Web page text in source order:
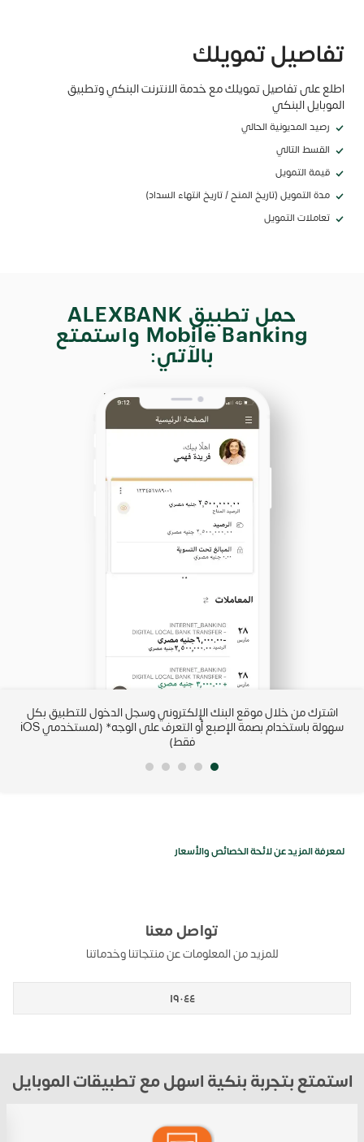
تفاصيل تمويلك
اطلع على تفاصيل تمويلك مع خدمة الانترنت البنكي وتطبيق
الموبايل البنكي
رصيد المديونية الحالي
القسط التالي
قيمة التمويل
مدة التمويل (تاريخ المنح / تاريخ انتهاء السداد)
تعاملات التمويل
حمل تطبيق ALEXBANK
Mobile Banking واستمتع
بالآتي:
اشترك من خلال موقع البنك الإلكتروني وسجل الدخول للتطبيق بكل
سهولة باستخدام بصمة الإصبع أو التعرف على الوجه* (لمستخدمي iOS
فقط)
لمعرفة المزيد عن لائحة الخصائص والأسعار
تواصل معنا
للمزيد من المعلومات عن منتجاتنا وخدماتنا
١٩٠٤٤
استمتع بتجربة بنكية اسهل مع تطبيقات الموبايل